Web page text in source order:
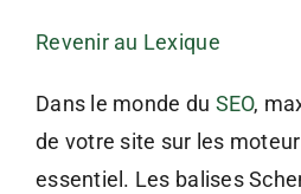
Revenir au Lexique
Dans le monde du SEO,
de votre site sur les
essentiel. Les balises